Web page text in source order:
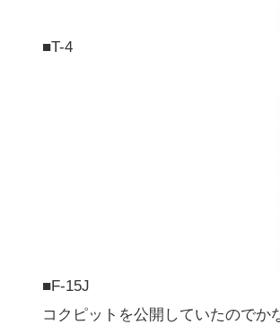
■T-4
■F-15J
コクピットを公開していたのでか